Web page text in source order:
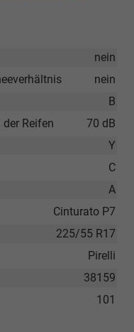
nein
nein
B
70 dB
Reifen
Y
C
A
Cinturato P7
225/55 R17
Pirelli
38159
101